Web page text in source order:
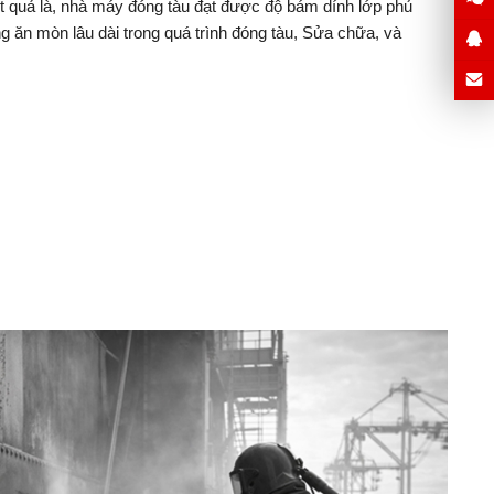
quả là, nhà máy đóng tàu đạt được độ bám dính lớp phủ
ăn mòn lâu dài trong quá trình đóng tàu, Sửa chữa, và